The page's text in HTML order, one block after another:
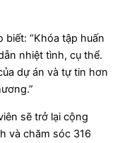
biết: “Khóa tập huấn
nhiệt tình, cụ thể.
dự án và tự tin hơn
sẽ trở lại cộng
và chăm sóc 316